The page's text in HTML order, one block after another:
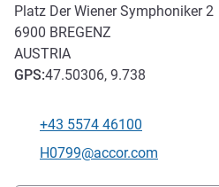
Platz Der Wiener Symphoniker 2
6900 BREGENZ
AUSTRIA
GPS:47.50306, 9.738
Teléfono
+43 5574 46100
Correo electrónico de contacto
H0799@accor.com